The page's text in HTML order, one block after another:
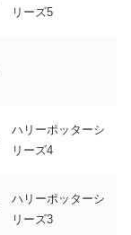
リーズ5
ハリーポッターシ
リーズ4
ハリーポッターシ
リーズ3